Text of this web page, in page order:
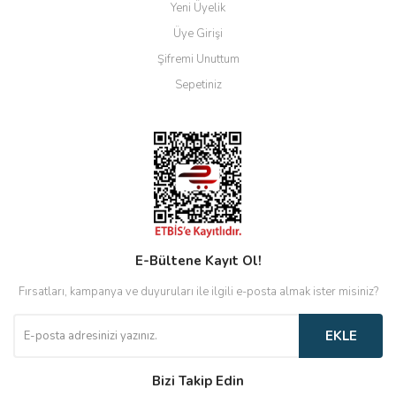
Yeni Üyelik
Üye Girişi
Şifremi Unuttum
Sepetiniz
E-Bültene Kayıt Ol!
Fırsatları, kampanya ve duyuruları ile ilgili e-posta almak ister misiniz?
EKLE
Bizi Takip Edin